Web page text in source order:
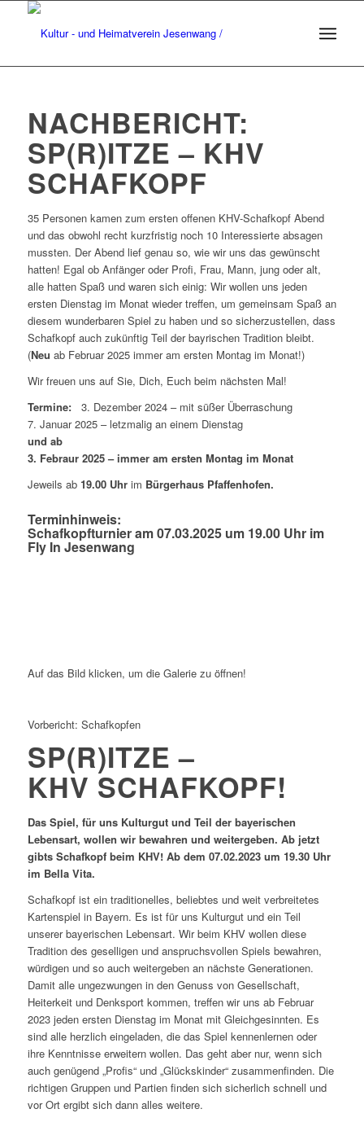
NACHBERICHT:
SP(R)ITZE – KHV
SCHAFKOPF
35 Personen kamen zum ersten offenen KHV-Schafkopf Abend
und das obwohl recht kurzfristig noch 10 Interessierte absagen
mussten. Der Abend lief genau so, wie wir uns das gewünscht
hatten! Egal ob Anfänger oder Profi, Frau, Mann, jung oder alt,
alle hatten Spaß und waren sich einig: Wir wollen uns jeden
ersten Dienstag im Monat wieder treffen, um gemeinsam Spaß an
diesem wunderbaren Spiel zu haben und so sicherzustellen, dass
Schafkopf auch zukünftig Teil der bayrischen Tradition bleibt.
(Neu ab Februar 2025 immer am ersten Montag im Monat!)
Wir freuen uns auf Sie, Dich, Euch beim nächsten Mal!
Termine:3. Dezember 2024 – mit süßer Überraschung
7. Januar 2025 – letzmalig an einem Dienstag
und ab
3. Febraur 2025 – immer am ersten Montag im Monat
Jeweils ab19.00 Uhr im Bürgerhaus Pfaffenhofen.
Terminhinweis:
Schafkopfturnier am 07.03.2025 um 19.00 Uhr im
Fly In Jesenwang
Auf das Bild klicken, um die Galerie zu öffnen!
Vorbericht: Schafkopfen
SP(R)ITZE –
KHV SCHAFKOPF!
Das Spiel, für uns Kulturgut und Teil der bayerischen
Lebensart, wollen wir bewahren und weitergeben. Ab jetzt
gibts Schafkopf beim KHV! Ab dem 07.02.2023 um 19.30 Uhr
im Bella Vita.
Schafkopf ist ein traditionelles, beliebtes und weit verbreitetes
Kartenspiel in Bayern. Es ist für uns Kulturgut und ein Teil
unserer bayerischen Lebensart. Wir beim KHV wollen diese
Tradition des geselligen und anspruchsvollen Spiels bewahren,
würdigen und so auch weitergeben an nächste Generationen.
Damit alle ungezwungen in den Genuss von Gesellschaft,
Heiterkeit und Denksport kommen, treffen wir uns ab Februar
2023 jeden ersten Dienstag im Monat mit Gleichgesinnten. Es
sind alle herzlich eingeladen, die das Spiel kennenlernen oder
ihre Kenntnisse erweitern wollen. Das geht aber nur, wenn sich
auch genügend „Profis“ und „Glückskinder“ zusammenfinden. Die
richtigen Gruppen und Partien finden sich sicherlich schnell und
vor Ort ergibt sich dann alles weitere.